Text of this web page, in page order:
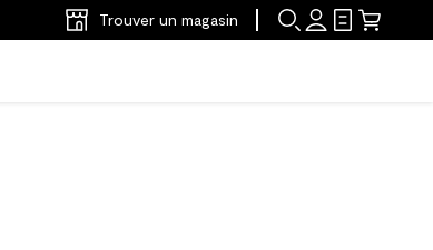
Trouver un magasin